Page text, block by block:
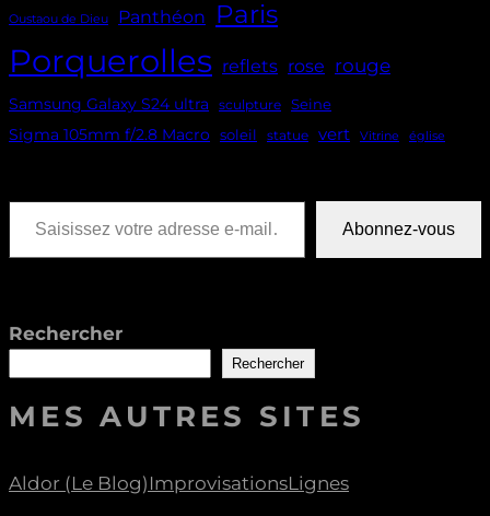
Oustaou de Dieu Panthéon Paris
Porquerolles reflets rose rouge
Samsung Galaxy S24 ultra sculpture Seine
Sigma 105mm f/2.8 Macro soleil statue vert Vitrine église
Saisissez votre adresse e-mail…
Abonnez-vous
Rechercher
Rechercher
MES AUTRES SITES
Aldor (le Blog) ImprovisationsLignes